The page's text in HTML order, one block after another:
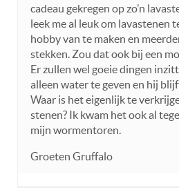
cadeau gekregen op zo’n
leek me al leuk om lavastenen
hobby van te maken en
stekken. Zou dat ook bij een
Er zullen wel goeie dingen
alleen water te geven en hij
Waar is het eigenlijk te
stenen? Ik kwam het ook al
mijn wormentoren.
Groeten Gruffalo